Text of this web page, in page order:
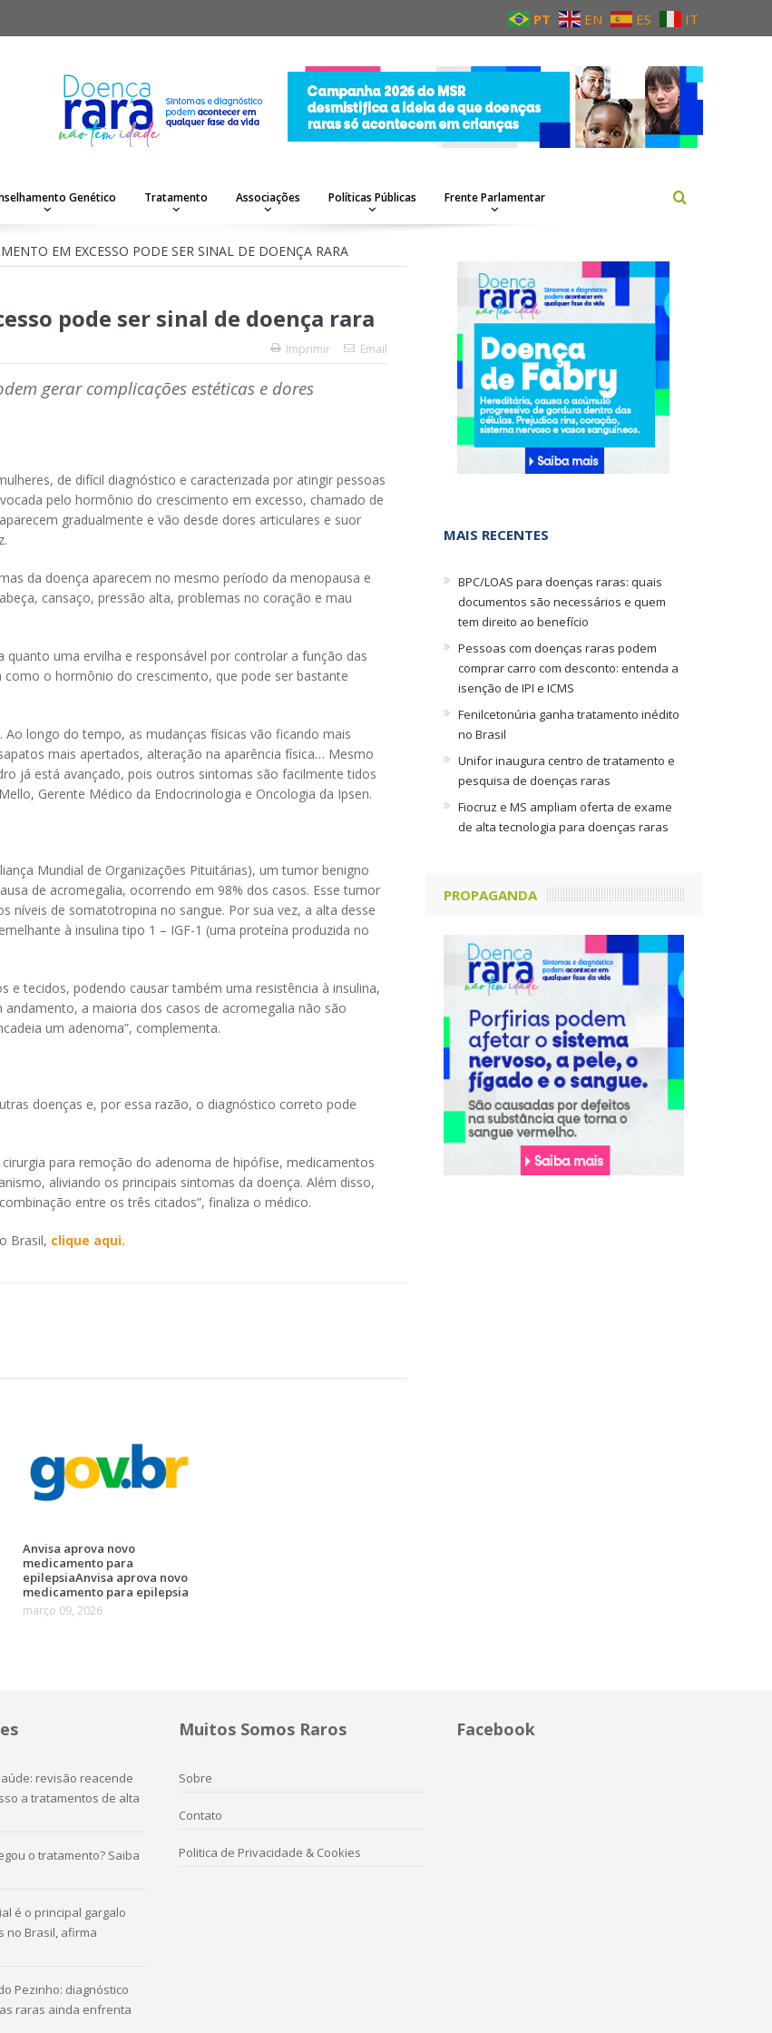
PT EN ES IT
Genético Tratamento Associações Políticas Públicas Frente Parlamentar
EM EXCESSO PODE SER SINAL DE DOENÇA RARA
pode ser sinal de doença rara
Imprimir Email
gerar complicações estéticas e dores
de difícil diagnóstico e caracterizada por atingir pessoas
pelo hormônio do crescimento em excesso, chamado de
gradualmente e vão desde dores articulares e suor
da doença aparecem no mesmo período da menopausa e
cansaço, pressão alta, problemas no coração e mau
uma ervilha e responsável por controlar a função das
o hormônio do crescimento, que pode ser bastante
longo do tempo, as mudanças físicas vão ficando mais
mais apertados, alteração na aparência física… Mesmo
já está avançado, pois outros sintomas são facilmente tidos
Gerente Médico da Endocrinologia e Oncologia da Ipsen.
Mundial de Organizações Pituitárias), um tumor benigno
de acromegalia, ocorrendo em 98% dos casos. Esse tumor
de somatotropina no sangue. Por sua vez, a alta desse
à insulina tipo 1 – IGF-1 (uma proteína produzida no
e tecidos, podendo causar também uma resistência à insulina,
a maioria dos casos de acromegalia não são
um adenoma”, complementa.
doenças e, por essa razão, o diagnóstico correto pode
para remoção do adenoma de hipófise, medicamentos
aliviando os principais sintomas da doença. Além disso,
entre os três citados”, finaliza o médico.
Brasil, clique aqui.
Anvisa aprova novo
medicamento para
epilepsiaAnvisa aprova novo
medicamento para epilepsia
março 09, 2026
MAIS RECENTES
BPC/LOAS para doenças raras: quais
documentos são necessários e quem
tem direito ao benefício
Pessoas com doenças raras podem
comprar carro com desconto: entenda a
isenção de IPI e ICMS
Fenilcetonúria ganha tratamento inédito
no Brasil
Unifor inaugura centro de tratamento e
pesquisa de doenças raras
Fiocruz e MS ampliam oferta de exame
de alta tecnologia para doenças raras
PROPAGANDA
revisão reacende
a tratamentos de alta
o tratamento? Saiba
é o principal gargalo
no Brasil, afirma
Pezinho: diagnóstico
raras ainda enfrenta
Muitos Somos Raros
Sobre
Contato
Politica de Privacidade & Cookies
Facebook